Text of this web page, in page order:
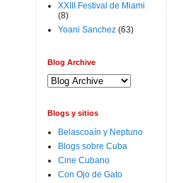
XXIII Festival de Miami
(8)
Yoani Sanchez (63)
Blog Archive
Blogs y sitios
Belascoaín y Neptuno
Blogs sobre Cuba
Cine Cubano
Con Ojo de Gato